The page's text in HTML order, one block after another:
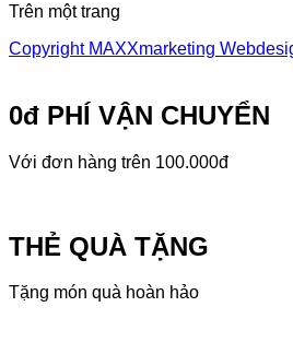
Trên một trang
Copyright MAXXmarketing
0đ PHÍ VẬN CHUYỂN
Với đơn hàng trên 100.000đ
THẺ QUÀ TẶNG
Tặng món quà hoàn hảo